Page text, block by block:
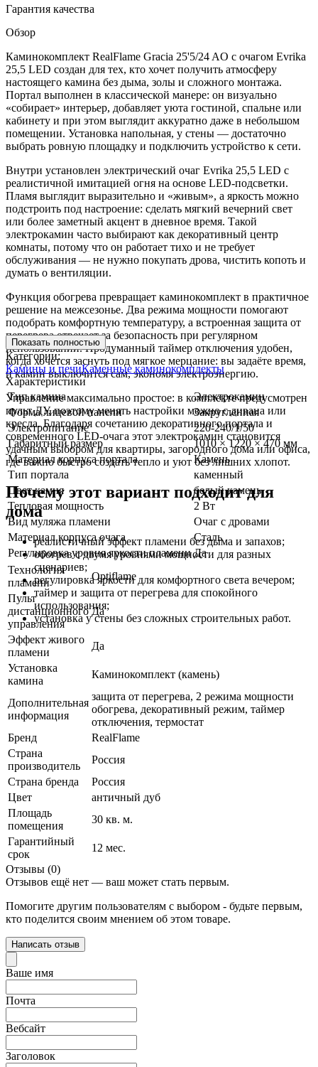
Гарантия качества
Обзор
Каминокомплект RealFlame Gracia 25'5/24 AO с очагом Evrika
25,5 LED создан для тех, кто хочет получить атмосферу
настоящего камина без дыма, золы и сложного монтажа.
Портал выполнен в классической манере: он визуально
«собирает» интерьер, добавляет уюта гостиной, спальне или
кабинету и при этом выглядит аккуратно даже в небольшом
помещении. Установка напольная, у стены — достаточно
выбрать ровную площадку и подключить устройство к сети.
Внутри установлен электрический очаг Evrika 25,5 LED с
реалистичной имитацией огня на основе LED-подсветки.
Пламя выглядит выразительно и «живым», а яркость можно
подстроить под настроение: сделать мягкий вечерний свет
или более заметный акцент в дневное время. Такой
электрокамин часто выбирают как декоративный центр
комнаты, потому что он работает тихо и не требует
обслуживания — не нужно покупать дрова, чистить копоть и
думать о вентиляции.
Функция обогрева превращает каминокомплект в практичное
решение на межсезонье. Два режима мощности помогают
подобрать комфортную температуру, а встроенная защита от
перегрева отвечает за безопасность при регулярном
использовании. Продуманный таймер отключения удобен,
когда хочется заснуть под мягкое мерцание: вы задаёте время,
и камин выключится сам, экономя электроэнергию.
Управление максимально простое: в комплекте предусмотрен
пульт ДУ, поэтому менять настройки можно с дивана или
кресла. Благодаря сочетанию декоративного портала и
современного LED-очага этот электрокамин становится
удачным выбором для квартиры, загородного дома или офиса,
где важно быстро создать тепло и уют без лишних хлопот.
Почему этот вариант подходит для
дома
реалистичный эффект пламени без дыма и запахов;
обогрев с двумя уровнями мощности для разных
сценариев;
регулировка яркости для комфортного света вечером;
таймер и защита от перегрева для спокойного
использования;
установка у стены без сложных строительных работ.
Показать полностью
Категории:
Камины и печиКаменные каминокомплекты
Характеристики
Тип камина
Электрокамин
Форма лицевой панели
Закругленная
Электропитание
220-240/1/50
Габаритный размер
1010 × 1220 × 470 мм
Материал корпуса портала
Камень
Тип портала
каменный
Цвет камня
белый камень
Тепловая мощность
2 Вт
Вид муляжа пламени
Очаг с дровами
Материал корпуса очага
Сталь
Регулировка уровня яркости пламени Да
Технология
пламени
Optiflame
Пульт
дистанционного
управления
Да
Эффект живого
пламени
Да
Установка
камина
Каминокомплект (камень)
Дополнительная
информация
защита от перегрева, 2 режима мощности
обогрева, декоративный режим, таймер
отключения, термостат
Бренд
RealFlame
Страна
производитель
Россия
Страна бренда
Россия
Цвет
античный дуб
Площадь
помещения
30 кв. м.
Гарантийный
срок
12 мес.
Отзывы (0)
Отзывов ещё нет — ваш может стать первым.
Помогите другим пользователям с выбором - будьте первым,
кто поделится своим мнением об этом товаре.
Написать отзыв
Ваше имя
Почта
Вебсайт
Заголовок